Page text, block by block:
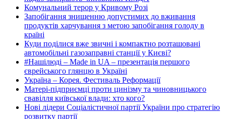
Комунальний терор у Кривому Розі
Запобігання знищенню допустимих до вживання
продуктів харчування з метою запобігання голоду в
країні
Куди поділися вже звичні і компактно розташовані
автомобільні газозаправні станції у Києві?
#Нашілюді – Made in UA – презентація першого
єврейського глянцю в Україні
Україна – Корея. Фестиваль Реформації
Матері-підприємці проти цинізму та чиновницького
свавілля київської влади: хто кого?
Нові лідери Соціалістичної партії України про стратегію
розвитку партії